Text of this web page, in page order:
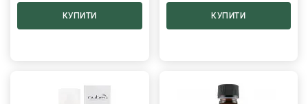
КУПИТИ КУПИТИ